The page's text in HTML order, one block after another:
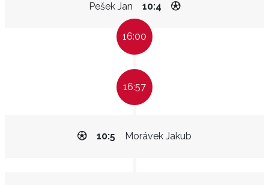
Pešek Jan 10:4
16:00
16:57
Morávek Jakub
10:5